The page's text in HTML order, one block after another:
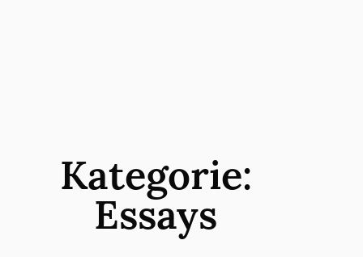
Kategorie:
Essays